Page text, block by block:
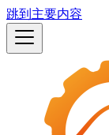
跳到主要内容